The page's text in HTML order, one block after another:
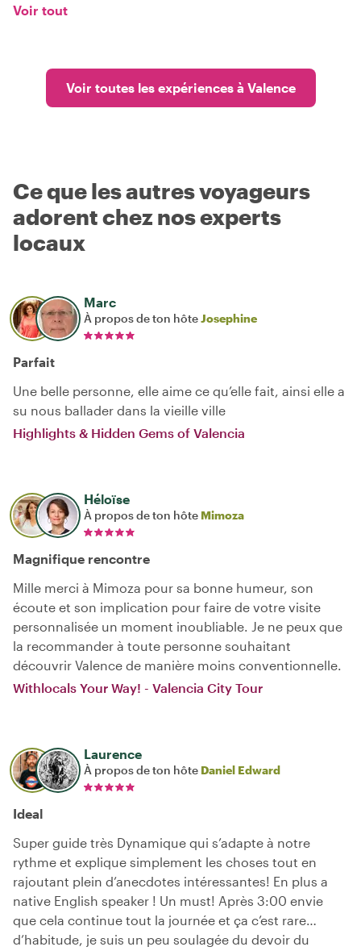
Voir tout
Voir toutes les expériences à Valence
Ce que les autres voyageurs
adorent chez nos experts
locaux
Marc
À propos de ton hôteJosephine
Parfait
Une belle personne, elle aime ce qu’elle fait, ainsi elle a
su nous ballader dans la vieille ville
Highlights & Hidden Gems of Valencia
Héloïse
À propos de ton hôte Mimoza
Magnifique rencontre
Mille merci à Mimoza pour sa bonne humeur, son
écoute et son implication pour faire de votre visite
personnalisée un moment inoubliable. Je ne peux que
la recommander à toute personne souhaitant
découvrir Valence de manière moins conventionnelle.
Withlocals Your Way! - Valencia City Tour
Laurence
À propos de ton hôte Daniel Edward
Ideal
Super guide très Dynamique qui s’adapte à notre
rythme et explique simplement les choses tout en
rajoutant plein d’anecdotes intéressantes! En plus a
native English speaker ! Un must! Après 3:00 envie
que cela continue tout la journée et ça c’est rare…
d’habitude, je suis un peu soulagée du devoir du